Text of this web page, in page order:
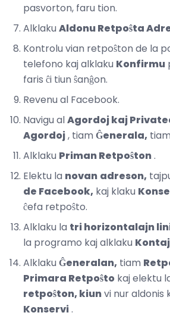
pasvorton, faru tion.
Alklaku Aldonu Retpoŝta
Kontrolu vian retpoŝton de la
telefono kaj alklaku Konfirmu
faris ĉi tiun ŝanĝon.
Revenu al Facebook.
Navigu alAgordoj kaj
Agordoj, tiam Ĝenerala, tiam
Alklaku Priman Retpoŝton.
Elektu la novan adreson,
de Facebook, kaj klaku
ĉefa retpoŝto.
Alklaku la tri horizontalajn
la programo kaj alklaku
Alklaku Ĝeneralan, tiam
Primara Retpoŝto kaj elektu
retpoŝton, kiunvi nur aldonis
Konservi.